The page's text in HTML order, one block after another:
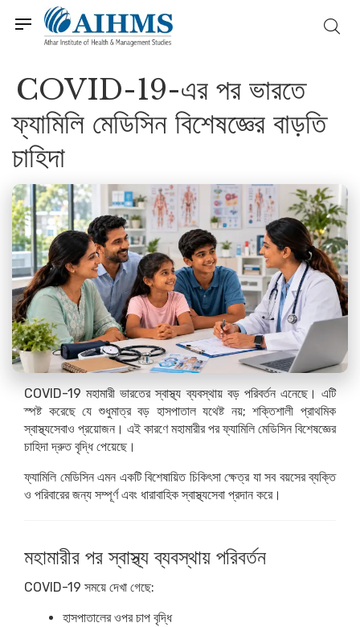
COVID-19-এর পর ভারতে
ফ্যামিলি মেডিসিন বিশেষজ্ঞের বাড়তি
চাহিদা
COVID-19 মহামারী ভারতের স্বাস্থ্য ব্যবস্থায় বড় পরিবর্তন এনেছে। এটি
স্পষ্ট করেছে যে শুধুমাত্র বড় হাসপাতাল যথেষ্ট নয়; শক্তিশালী প্রাথমিক
স্বাস্থ্যসেবাও প্রয়োজন। এই কারণে মহামারীর পর ফ্যামিলি মেডিসিন বিশেষজ্ঞের
চাহিদা দ্রুত বৃদ্ধি পেয়েছে।
ফ্যামিলি মেডিসিন এমন একটি বিশেষায়িত চিকিৎসা ক্ষেত্র যা সব বয়সের ব্যক্তি
ও পরিবারের জন্য সম্পূর্ণ এবং ধারাবাহিক স্বাস্থ্যসেবা প্রদান করে।
মহামারীর পর স্বাস্থ্য ব্যবস্থায় পরিবর্তন
COVID-19 সময়ে দেখা গেছে:
হাসপাতালের ওপর চাপ বৃদ্ধি